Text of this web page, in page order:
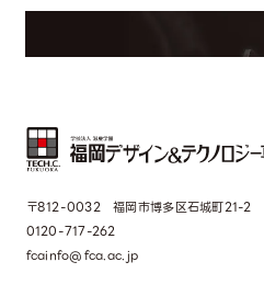
〒812-0032 福岡市博多区石城町21-2
0120-717-262
fcainfo@fca.ac.jp